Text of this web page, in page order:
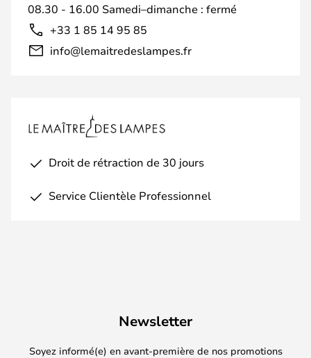
08.30 - 16.00 Samedi–dimanche : fermé
+33 1 85 14 95 85
info@lemaitredeslampes.fr
Droit de rétraction de 30 jours
Service Clientèle Professionnel
Newsletter
Soyez informé(e) en avant-première de nos promotions